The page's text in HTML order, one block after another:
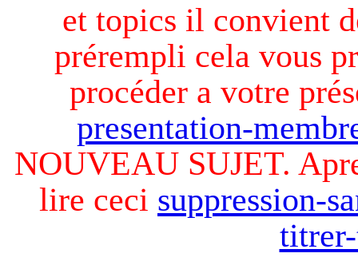
et topics il convient
prérempli cela vous
procéder a votre
presentation-
NOUVEAU SUJET.
lire ceci suppression-